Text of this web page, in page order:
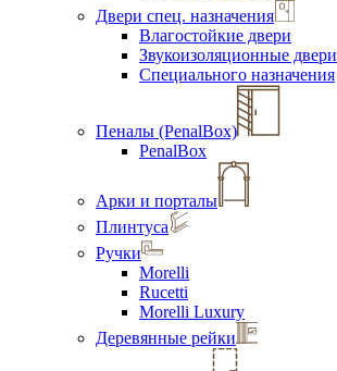
Двери спец. назначения
Влагостойкие двери
Звукоизоляционные двери
Специального назначения
Пеналы (PenalBox)
PenalBox
Арки и порталы
Плинтуса
Ручки
Morelli
Rucetti
Morelli Luxury
Деревянные рейки